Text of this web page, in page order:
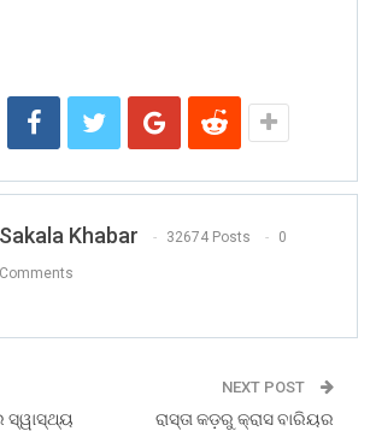
Sakala Khabar 32674 Posts 0
Comments
ସ୍ୱାସ୍ଥ୍ୟ
NEXT POST
ରାସ୍ତା କଡ଼ରୁ କ୍ରାସ ବାରିୟର